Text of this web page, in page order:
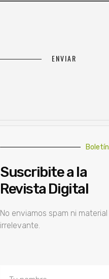
Boletín
Suscribite a la
Revista Digital
No enviamos spam ni material
irrelevante.